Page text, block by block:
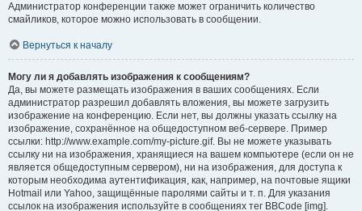
Администратор конференции также может ограничить количество
смайликов, которое можно использовать в сообщении.
Вернуться к началу
Могу ли я добавлять изображения к сообщениям?
Да, вы можете размещать изображения в ваших сообщениях. Если
администратор разрешил добавлять вложения, вы можете загрузить
изображение на конференцию. Если нет, вы должны указать ссылку на
изображение, сохранённое на общедоступном веб-сервере. Пример
ссылки: http://www.example.com/my-picture.gif. Вы не можете указывать
ссылку ни на изображения, хранящиеся на вашем компьютере (если он не
является общедоступным сервером), ни на изображения, для доступа к
которым необходима аутентификация, как, например, на почтовые ящики
Hotmail или Yahoo, защищённые паролями сайты и т. п. Для указания
ссылок на изображения используйте в сообщениях тег BBCode [img].